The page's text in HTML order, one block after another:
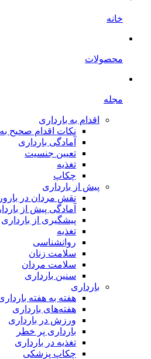
خانه
محصولات
مجله
اقدام به بارداری
نکات اقدام صحیح به
آمادگی بارداری
تعیین جنسیت
تغذیه
چکاپ
پیش از بارداری
نقش مردان در
آمادگی پیش از
پیشگیری از بارداری
تغذیه
روانشناسی
سلامت زنان
سلامت مردان
سنین بارداری
بارداری
هفته‌ به هفته
هفته‌های بارداری
ورزش در بارداری
بارداری پر خطر
تغذیه در بارداری
چکاپ پزشکی